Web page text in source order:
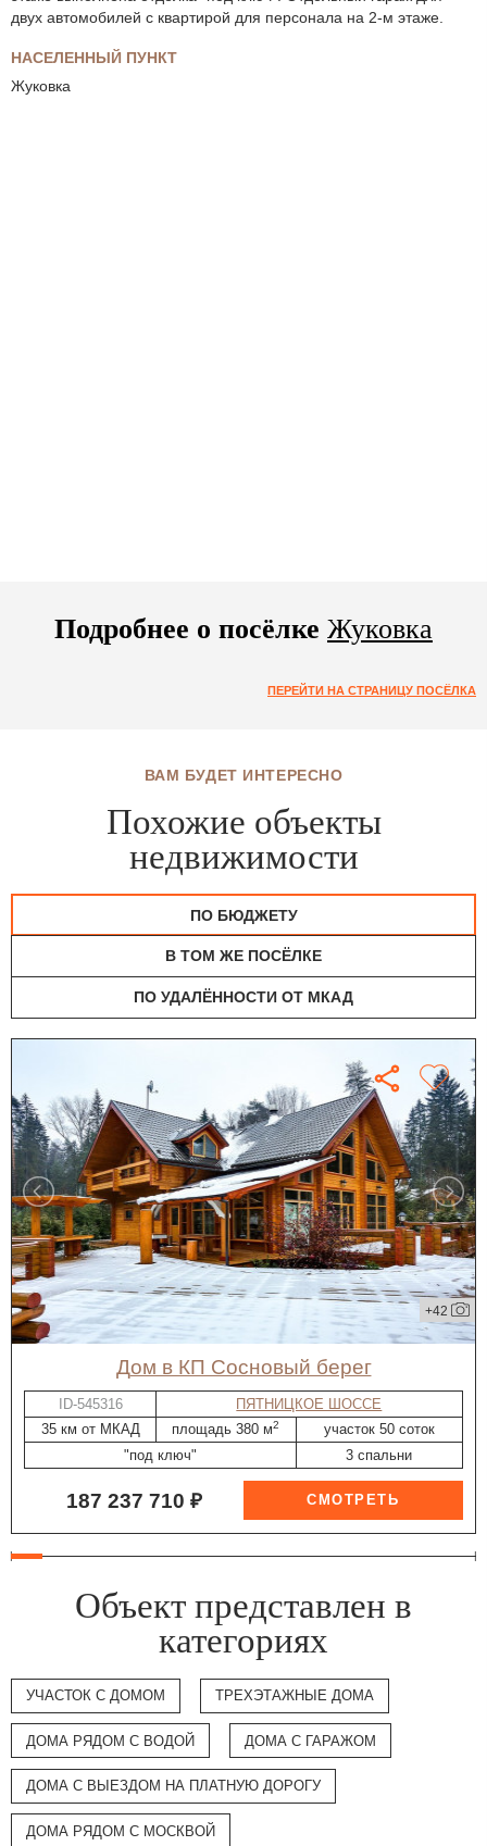
двух автомобилей с квартирой для персонала на 2-м этаже.
НАСЕЛЕННЫЙ ПУНКТ
Жуковка
Подробнее о посёлке Жуковка
ПЕРЕЙТИ НА СТРАНИЦУ ПОСЁЛКА
ВАМ БУДЕТ ИНТЕРЕСНО
Похожие объекты
недвижимости
ПО БЮДЖЕТУ
В ТОМ ЖЕ ПОСЁЛКЕ
ПО УДАЛЁННОСТИ ОТ МКАД
+42
дом в КП Сосновый берег
ID-545316
ПЯТНИЦКОЕ ШОССЕ
35 км от МКАД
площадь 380 м2
участок 50 соток
"под ключ"
3 спальни
187 237 710 ₽
Объект представлен в
категориях
УЧАСТОК С ДОМОМ ТРЕХЭТАЖНЫЕ ДОМА
ДОМА РЯДОМ С ВОДОЙ ДОМА С ГАРАЖОМ
ДОМА С ВЫЕЗДОМ НА ПЛАТНУЮ ДОРОГУ
ДОМА РЯДОМ С МОСКВОЙ